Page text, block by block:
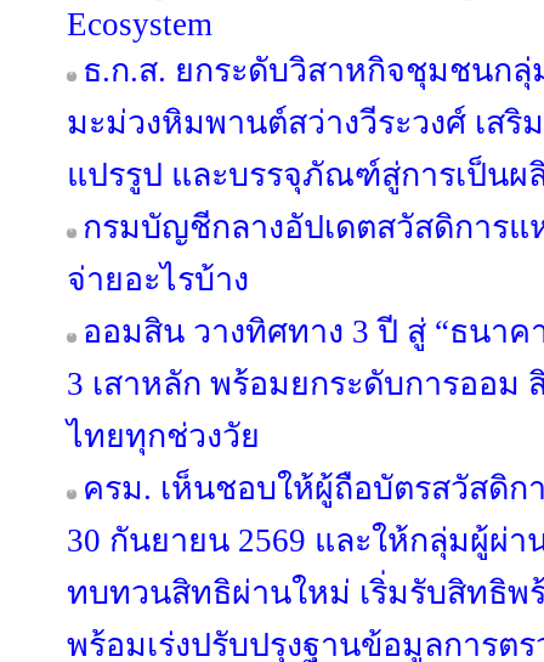
Ecosystem
ธ.ก.ส. ยกระดับวิสาหกิจชุมชนกลุ่
มะม่วงหิมพานต์สว่างวีระวงศ์ เสริ
แปรรูป และบรรจุภัณฑ์สู่การเป็น
กรมบัญชีกลางอัปเดตสวัสดิการแ
จ่ายอะไรบ้าง
ออมสิน วางทิศทาง 3 ปี สู่ “ธนา
3 เสาหลัก พร้อมยกระดับการออม
ไทยทุกช่วงวัย
ครม. เห็นชอบให้ผู้ถือบัตรสวัสดิก
30 กันยายน 2569 และให้กลุ่มผู้ผ่
ทบทวนสิทธิผ่านใหม่ เริ่มรับสิทธิพ
พร้อมเร่งปรับปรุงฐานข้อมูลการ